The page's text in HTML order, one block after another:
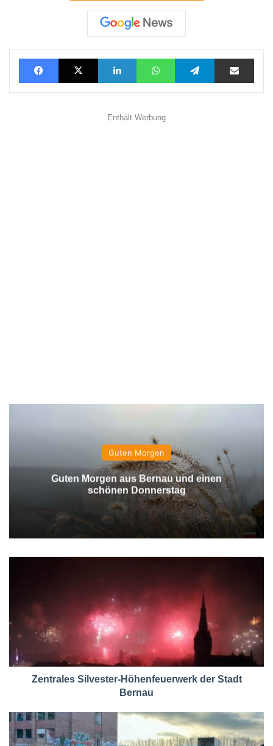
FacebookX LinkedInWhatsAppTelegramTeilen via E-Mail
Enthält Werbung
Guten Morgen
Guten Morgen aus Bernau und einen
schönen Donnerstag
Zentrales Silvester-Höhenfeuerwerk der Stadt
Bernau